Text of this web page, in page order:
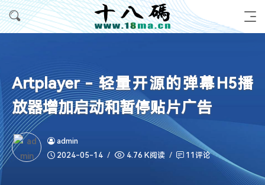
Artplayer - 轻量开源的弹幕H5播
放器增加启动和暂停贴片广告
admin
2024-05-14
4.76 K阅读 11评论